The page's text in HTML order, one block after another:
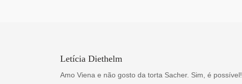
Letícia Diethelm
Amo Viena e não gosto da torta Sacher. Sim, é possível!